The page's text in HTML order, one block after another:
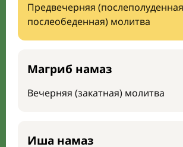
Предвечерняя
послеобеденная) молитва
Магриб намаз
Вечерняя (закатная) молитва
Иша намаз